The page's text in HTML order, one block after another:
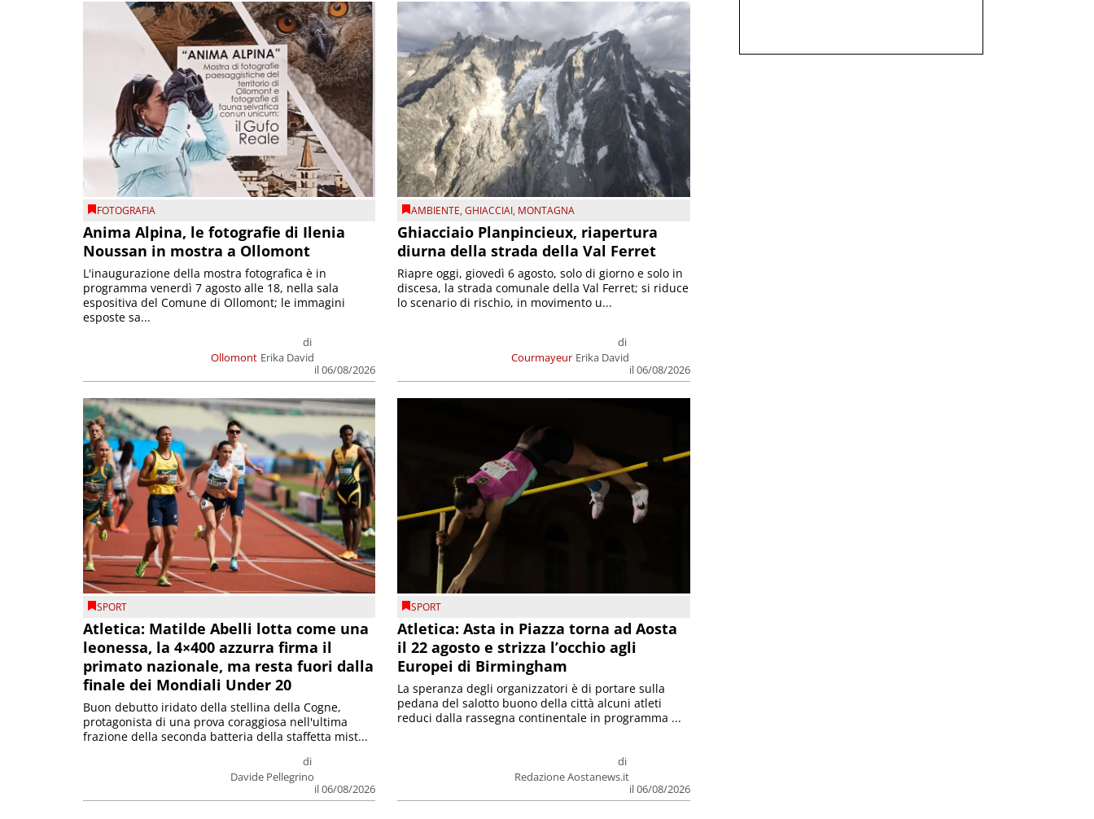
FOTOGRAFIA
Anima Alpina, le fotografie di Ilenia
Noussan in mostra a Ollomont
Ollomont
di
Erika David
il 06/08/2026
L'inaugurazione della mostra fotografica è in
programma venerdì 7 agosto alle 18, nella sala
espositiva del Comune di Ollomont; le immagini
esposte sa...
AMBIENTE,GHIACCIAI, MONTAGNA
Ghiacciaio Planpincieux, riapertura
diurna della strada della Val Ferret
Courmayeur
di
Erika David
il 06/08/2026
Riapre oggi, giovedì 6 agosto, solo di giorno e solo in
discesa, la strada comunale della Val Ferret; si riduce
lo scenario di rischio, in movimento u...
SPORT
Atletica: Matilde Abelli lotta come una
leonessa, la 4×400 azzurra firma il
primato nazionale, ma resta fuori dalla
finale dei Mondiali Under 20
di
Davide Pellegrino
il 06/08/2026
Buon debutto iridato della stellina della Cogne,
protagonista di una prova coraggiosa nell'ultima
frazione della seconda batteria della staffetta mist...
SPORT
Atletica: Asta in Piazza torna ad Aosta
il 22 agosto e strizza l’occhio agli
Europei di Birmingham
di
Redazione Aostanews.it
il 06/08/2026
La speranza degli organizzatori è di portare sulla
pedana del salotto buono della città alcuni atleti
reduci dalla rassegna continentale in programma ...